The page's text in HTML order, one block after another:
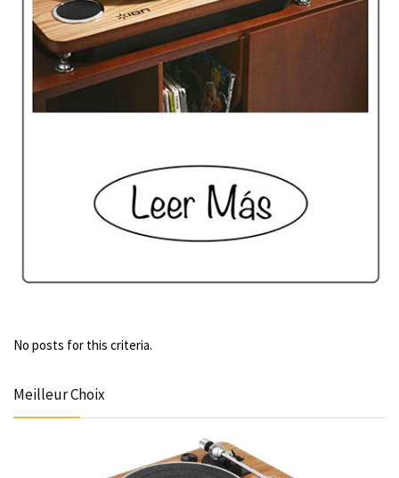
No posts for this criteria.
Meilleur Choix